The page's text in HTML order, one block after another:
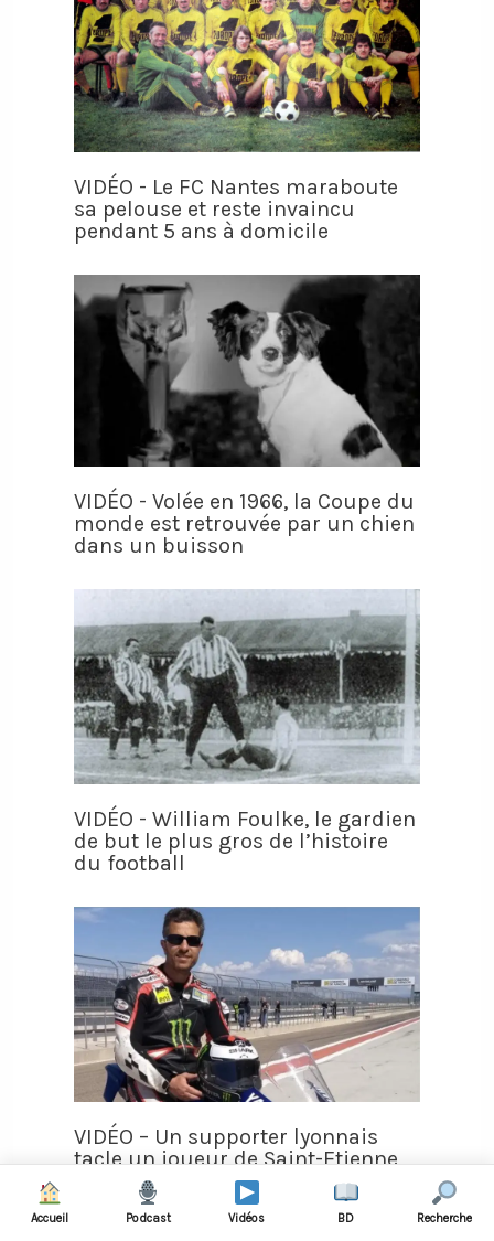
VIDÉO - Le FC Nantes maraboute
sa pelouse et reste invaincu
pendant 5 ans à domicile
VIDÉO - Volée en 1966, la Coupe du
monde est retrouvée par un chien
dans un buisson
VIDÉO - William Foulke, le gardien
de but le plus gros de l’histoire
du football
VIDÉO – Un supporter lyonnais
tacle un joueur de Saint-Etienne
en plein derby
Accueil Podcast Vidéos BD Recherche